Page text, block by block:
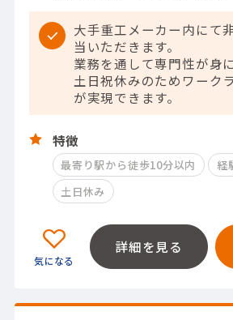
大手重工メーカー内にて
当いただきます。
業務を通して専門性が身
土日祝休みのためワーク
が実現できます。
特徴
最寄り駅から徒歩10分以内
経
土日休み
詳細を見る